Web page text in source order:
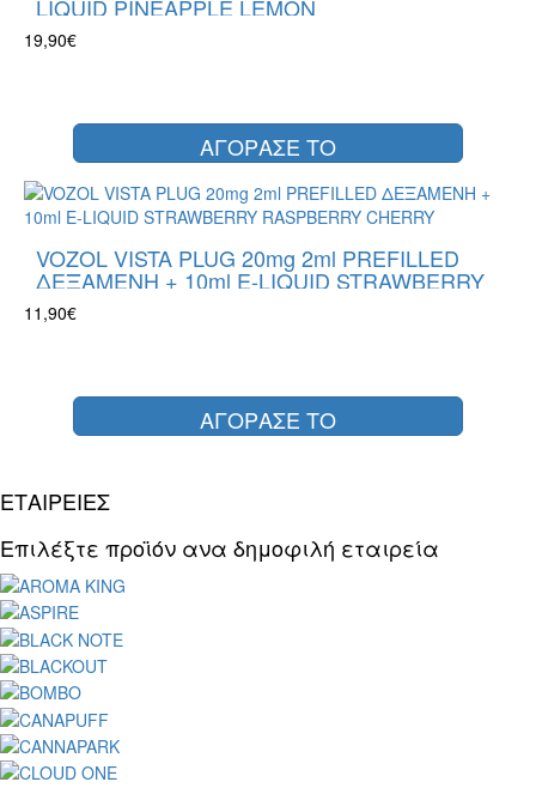
LIQUID PINEAPPLE LEMON
19,90€
ΑΓΟΡΑΣΕ ΤΟ
VOZOL VISTA PLUG 20mg 2ml PREFILLED
ΔΕΞΑΜΕΝΗ + 10ml E-LIQUID STRAWBERRY
RASPBERRY CHERRY
11,90€
ΑΓΟΡΑΣΕ ΤΟ
ΕΤΑΙΡΕΙΕΣ
Επιλέξτε προϊόν ανα δημοφιλή εταιρεία